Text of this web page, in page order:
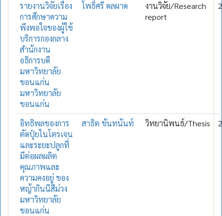
รายงานวิจัยเรื่อง
การศึกษาความ
พึงพอใจของผู้ใช้
บริการกองกลาง
สำนักงาน
อธิการบดี
มหาวิทยาลัย
ขอนแก่น
มหาวิทยาลัย
ขอนแก่น
โพธิ์ศรี ดลผาด
งานวิจัย/Research
report
อิทธิพลของการ
ตัดปุ๋ยไนโตรเจน
และระยะปลูกที่
มีต่อผลผลิต
คุณภาพและ
ความคงอยู่ ของ
หญ้ากินนีสีม่วง
มหาวิทยาลัย
ขอนแก่น
สาธิต ขันทนันท์ วิทยานิพนธ์/Thesis